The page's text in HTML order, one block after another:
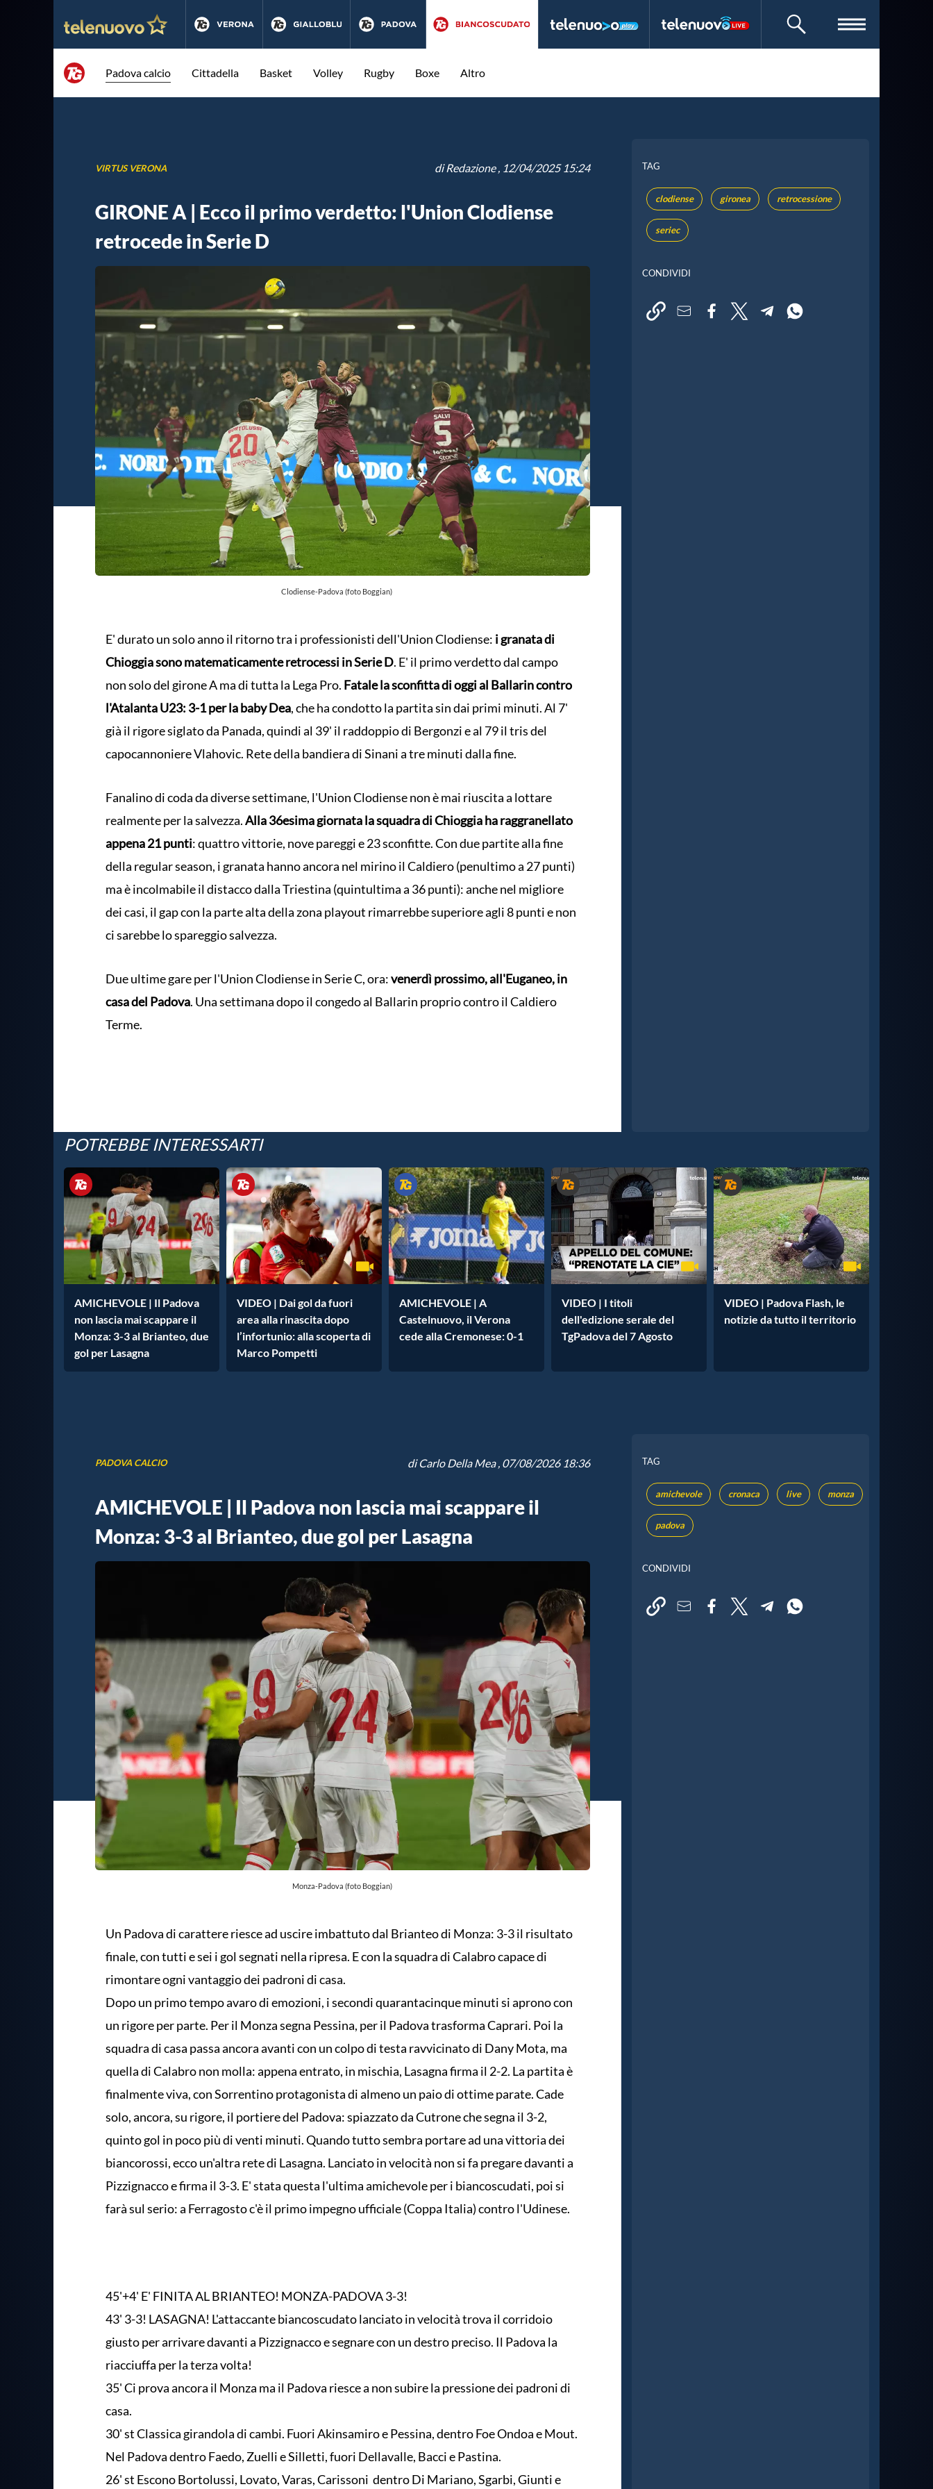
CERCA
Padova calcio Cittadella Basket Volley Rugby Boxe Altro
VIRTUS VERONA diRedazione, 12/04/2025 15:24
GIRONE A | Ecco il primo verdetto: l'Union Clodiense
retrocede in Serie D
Clodiense-Padova (foto Boggian)
E' durato un solo anno il ritorno tra i professionisti dell'Union Clodiense: i granata di
Chioggia sono matematicamente retrocessi in Serie D. E' il primo verdetto dal campo
non solo del girone A ma di tutta la Lega Pro. Fatale la sconfitta di oggi al Ballarin contro
l'Atalanta U23: 3-1 per la baby Dea, che ha condotto la partita sin dai primi minuti. Al 7'
già il rigore siglato da Panada, quindi al 39' il raddoppio di Bergonzi e al 79 il tris del
capocannoniere Vlahovic. Rete della bandiera di Sinani a tre minuti dalla fine.
Fanalino di coda da diverse settimane, l'Union Clodiense non è mai riuscita a lottare
realmente per la salvezza.Alla 36esima giornata la squadra di Chioggia ha raggranellato
appena 21 punti: quattro vittorie, nove pareggi e 23 sconfitte. Con due partite alla fine
della regular season, i granata hanno ancora nel mirino il Caldiero (penultimo a 27 punti)
ma è incolmabile il distacco dalla Triestina (quintultima a 36 punti): anche nel migliore
dei casi, il gap con la parte alta della zona playout rimarrebbe superiore agli 8 punti e non
ci sarebbe lo spareggio salvezza.
Due ultime gare per l'Union Clodiense in Serie C, ora:venerdì prossimo, all'Euganeo, in
casa del Padova. Una settimana dopo il congedo al Ballarin proprio contro il Caldiero
Terme.
TAG
clodiense gironea retrocessione
seriec
CONDIVIDI
POTREBBE INTERESSARTI
AMICHEVOLE | Il Padova
non lascia mai scappare il
Monza: 3-3 al Brianteo, due
gol per Lasagna
VIDEO | Dai gol da fuori
area alla rinascita dopo
l’infortunio: alla scoperta di
Marco Pompetti
AMICHEVOLE | A
Castelnuovo, il Verona
cede alla Cremonese: 0-1
VIDEO | I titoli
dell'edizione serale del
TgPadova del 7 Agosto
VIDEO | Padova Flash, le
notizie da tutto il territorio
PADOVA CALCIO diCarlo Della Mea , 07/08/2026 18:36
AMICHEVOLE | Il Padova non lascia mai scappare il
Monza: 3-3 al Brianteo, due gol per Lasagna
Monza-Padova (foto Boggian)
Un Padova di carattere riesce ad uscire imbattuto dal Brianteo di Monza: 3-3 il risultato
finale, con tutti e sei i gol segnati nella ripresa. E con la squadra di Calabro capace di
rimontare ogni vantaggio dei padroni di casa.
Dopo un primo tempo avaro di emozioni, i secondi quarantacinque minuti si aprono con
un rigore per parte. Per il Monza segna Pessina, per il Padova trasforma Caprari. Poi la
squadra di casa passa ancora avanti con un colpo di testa ravvicinato di Dany Mota, ma
quella di Calabro non molla: appena entrato, in mischia, Lasagna firma il 2-2. La partita è
finalmente viva, con Sorrentino protagonista di almeno un paio di ottime parate. Cade
solo, ancora, su rigore, il portiere del Padova: spiazzato da Cutrone che segna il 3-2,
quinto gol in poco più di venti minuti. Quando tutto sembra portare ad una vittoria dei
biancorossi, ecco un'altra rete di Lasagna. Lanciato in velocità non si fa pregare davanti a
Pizzignacco e firma il 3-3. E' stata questa l'ultima amichevole per i biancoscudati, poi si
farà sul serio: a Ferragosto c'è il primo impegno ufficiale (Coppa Italia) contro l'Udinese.
45'+4' E' FINITA AL BRIANTEO! MONZA-PADOVA 3-3!
43' 3-3! LASAGNA! L'attaccante biancoscudato lanciato in velocità trova il corridoio
giusto per arrivare davanti a Pizzignacco e segnare con un destro preciso. Il Padova la
riacciuffa per la terza volta!
35' Ci prova ancora il Monza ma il Padova riesce a non subire la pressione dei padroni di
casa.
30' st Classica girandola di cambi. Fuori Akinsamiro e Pessina, dentro Foe Ondoa e Mout.
Nel Padova dentro Faedo, Zuelli e Silletti, fuori Dellavalle, Bacci e Pastina.
26' st Escono Bortolussi, Lovato, Varas, Carissoni dentro Di Mariano, Sgarbi, Giunti e
TAG
amichevole cronaca live monza
padova
CONDIVIDI